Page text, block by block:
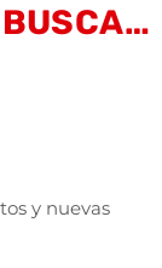
y nuevas